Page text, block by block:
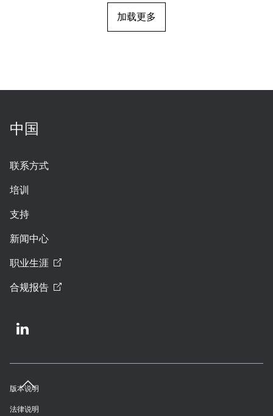
加载更多
中国
联系方式
培训
支持
新闻中心
职业生涯
合规报告
版本说明
法律说明